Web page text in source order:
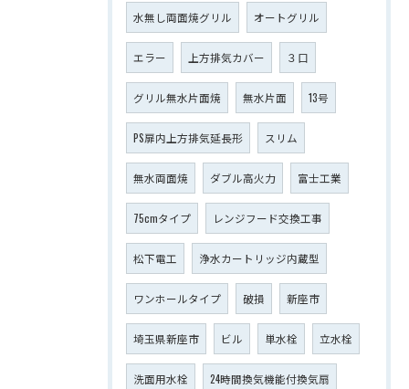
水無し両面焼グリル オートグリル
エラー 上方排気カバー ３口
グリル無水片面焼 無水片面 13号
PS扉内上方排気延長形 スリム
無水両面焼 ダブル高火力 富士工業
75cmタイプ レンジフード交換工事
松下電工 浄水カートリッジ内蔵型
ワンホールタイプ 破損 新座市
埼玉県新座市 ビル 単水栓 立水栓
洗面用水栓 24時間換気機能付換気扇